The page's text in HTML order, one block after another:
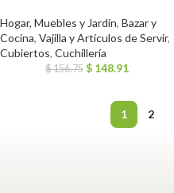
Hogar, Muebles y Jardín, Bazar y
Cocina, Vajilla y Artículos de Servir,
Cubiertos, Cuchillería
$156.75 $ 148.91
1 2